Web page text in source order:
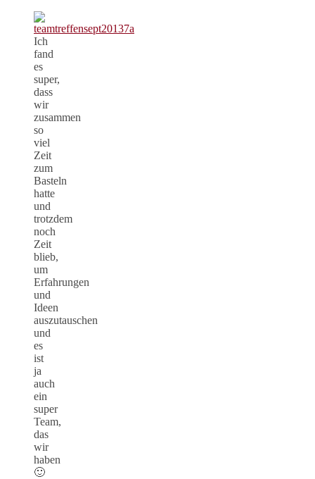
Ich
fand
es
super,
dass
wir
zusammen
so
viel
Zeit
zum
Basteln
hatte
und
trotzdem
noch
Zeit
blieb,
um
Erfahrungen
und
Ideen
auszutauschen
und
es
ist
ja
auch
ein
super
Team,
das
wir
haben
🙂